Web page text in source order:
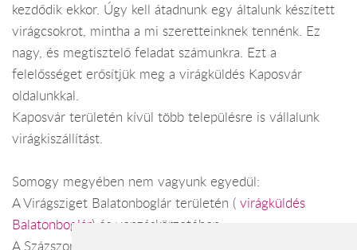
kezdődik ekkor. Úgy kell átadnunk egy általunk készített
virágcsokrot, mintha a mi szeretteinknek tennénk. Ez
nagy, és megtisztelő feladat számunkra. Ezt a
felelősséget erősítjük meg a virágküldés Kaposvár
oldalunkkal.
Kaposvár területén kívül több településre is vállalunk
virágkiszállítást.
Somogy megyében nem vagyunk egyedül:
A Virágsziget Balatonboglár területén ( virágküldés
Balatonboglár) és vonzáskörzetében.
A Százszorszép virágbolt Barcs területén (